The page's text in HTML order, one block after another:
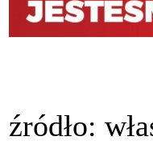
źródło: